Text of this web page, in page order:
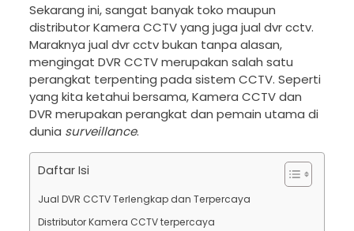
Sekarang ini, sangat banyak toko maupun
distributor Kamera CCTV yang juga jual dvr cctv.
Maraknya jual dvr cctv bukan tanpa alasan,
mengingat DVR CCTV merupakan salah satu
perangkat terpenting pada sistem CCTV. Seperti
yang kita ketahui bersama, Kamera CCTV dan
DVR merupakan perangkat dan pemain utama di
dunia surveillance.
Daftar Isi
Jual DVR CCTV Terlengkap dan Terpercaya
Distributor Kamera CCTV terpercaya